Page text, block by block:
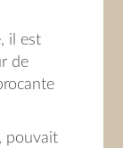
il est
de
pouvait